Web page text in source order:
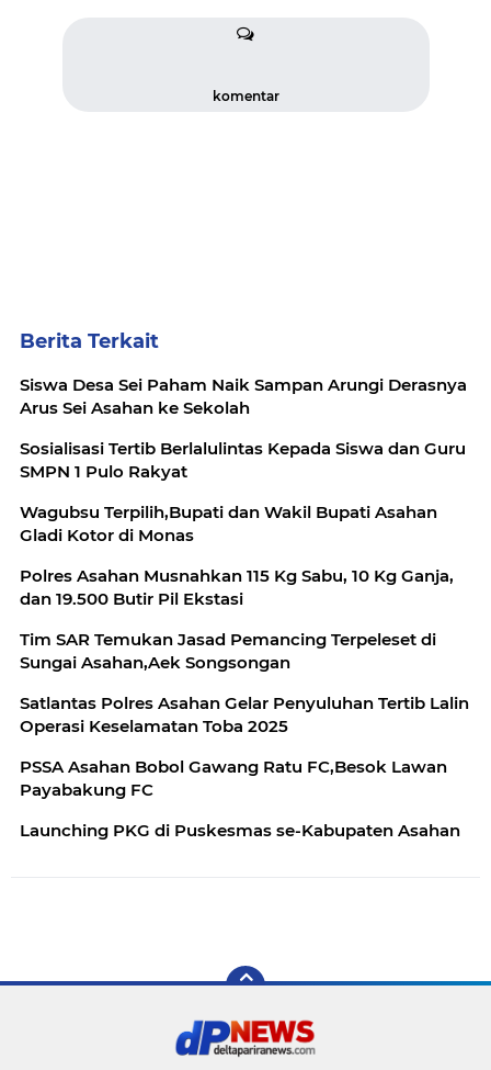
komentar
Berita Terkait
Siswa Desa Sei Paham Naik Sampan Arungi Derasnya
Arus Sei Asahan ke Sekolah
Sosialisasi Tertib Berlalulintas Kepada Siswa dan Guru
SMPN 1 Pulo Rakyat
Wagubsu Terpilih,Bupati dan Wakil Bupati Asahan
Gladi Kotor di Monas
Polres Asahan Musnahkan 115 Kg Sabu, 10 Kg Ganja,
dan 19.500 Butir Pil Ekstasi
Tim SAR Temukan Jasad Pemancing Terpeleset di
Sungai Asahan,Aek Songsongan
Satlantas Polres Asahan Gelar Penyuluhan Tertib Lalin
Operasi Keselamatan Toba 2025
PSSA Asahan Bobol Gawang Ratu FC,Besok Lawan
Payabakung FC
Launching PKG di Puskesmas se-Kabupaten Asahan